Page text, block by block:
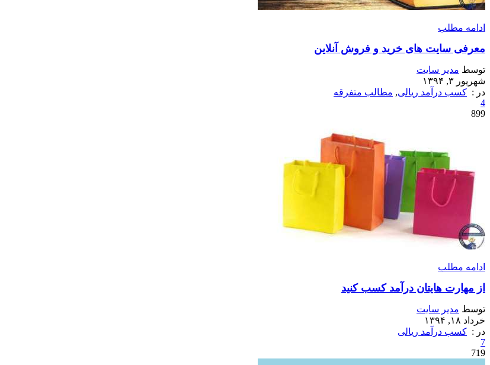
ادامه مطلب
معرفی سایت های خرید و فروش آنلاین
توسط مدیر سایت
شهریور ۳, ۱۳۹۴
در : کسب درآمد ریالی, مطالب متفرقه
4
899
ادامه مطلب
از مهارت هایتان درآمد کسب کنید
توسط مدیر سایت
خرداد ۱۸, ۱۳۹۴
در : کسب درآمد ریالی
7
719